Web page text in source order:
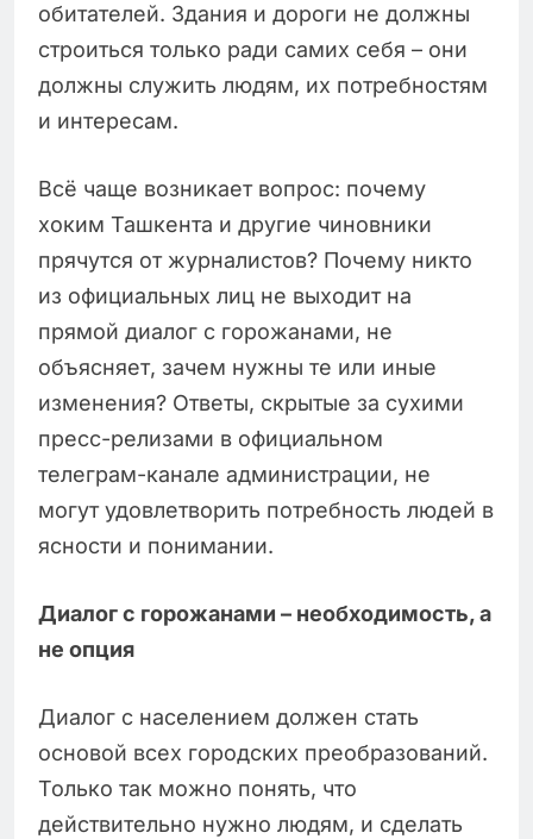
обитателей. Здания и дороги не должны
строиться только ради самих себя – они
должны служить людям, их потребностям
и интересам.
Всё чаще возникает вопрос: почему
хоким Ташкента и другие чиновники
прячутся от журналистов? Почему никто
из официальных лиц не выходит на
прямой диалог с горожанами, не
объясняет, зачем нужны те или иные
изменения? Ответы, скрытые за сухими
пресс-релизами в официальном
телеграм-канале администрации, не
могут удовлетворить потребность людей в
ясности и понимании.
Диалог с горожанами – необходимость, а
не опция
Диалог с населением должен стать
основой всех городских преобразований.
Только так можно понять, что
действительно нужно людям, и сделать